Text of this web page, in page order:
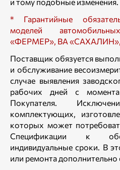
* Гарантийные
моделей
«ФЕРМЕР», ВА
Поставщик обязуется
и обслуживание
случае выявления
рабочих дней с
Покупателя.
комплектующих,
которых может
Спецификации к
индивидуальные сроки. В
или ремонта дополнительно